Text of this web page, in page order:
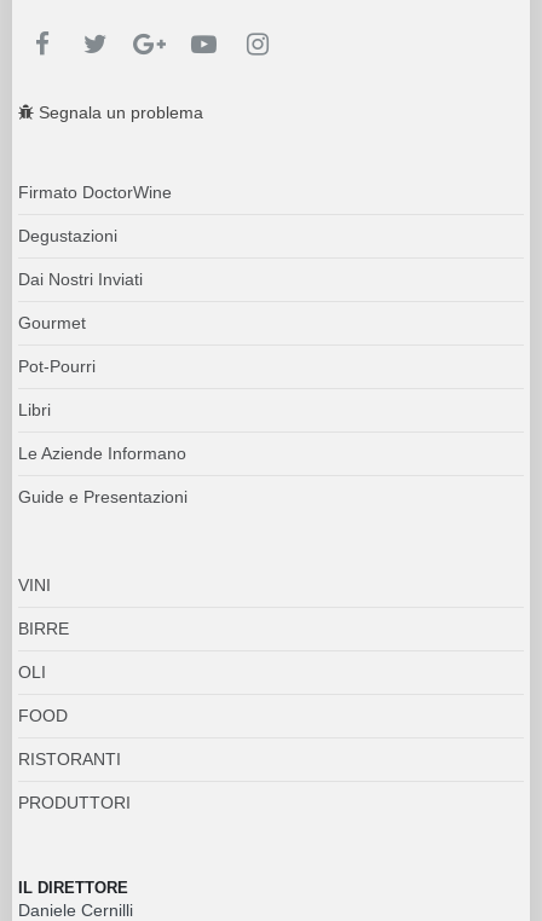
Segnala un problema
Firmato DoctorWine
Degustazioni
Dai Nostri Inviati
Gourmet
Pot-Pourri
Libri
Le Aziende Informano
Guide e Presentazioni
VINI
BIRRE
OLI
FOOD
RISTORANTI
PRODUTTORI
IL DIRETTORE
Daniele Cernilli